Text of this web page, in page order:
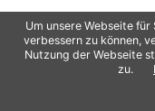
Um unsere Webseite
verbessern zu können,
Nutzung der Webseite
zu.
Datenschutz Copyright